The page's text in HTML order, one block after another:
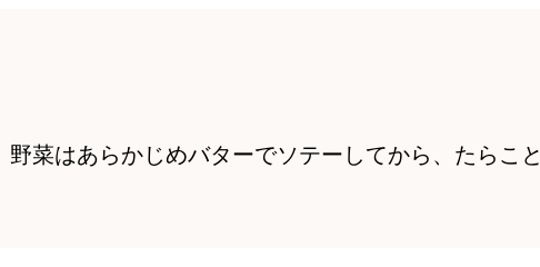
菜はあらかじめバターでソテーしてから、たらこと